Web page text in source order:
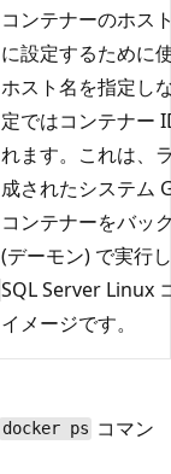
コンテナーのホス
に設定するために
ホスト名を指定し
定ではコンテナー
れます。これは、
成されたシステム
コンテナーをバッ
(デーモン) で実行
SQL Server Linux
イメージです。
docker ps コマン